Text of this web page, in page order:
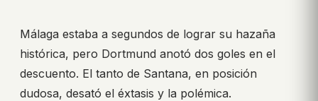
Málaga estaba a segundos de lograr su hazaña
histórica, pero Dortmund anotó dos goles en el
descuento. El tanto de Santana, en posición
dudosa, desató el éxtasis y la polémica.